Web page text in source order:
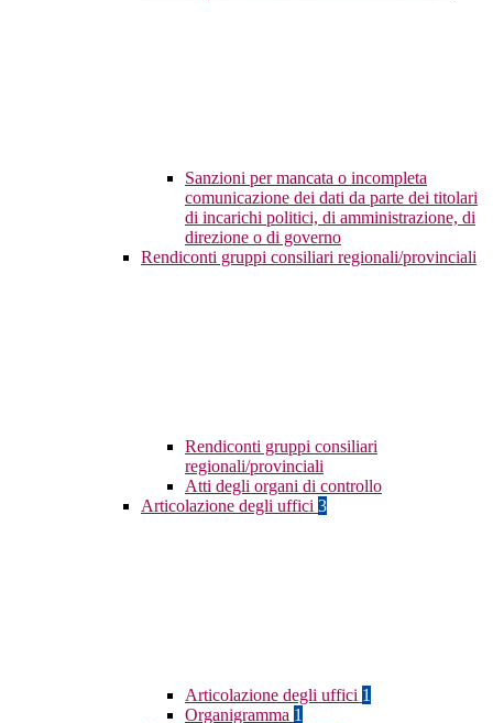
Sanzioni per mancata o incompleta
comunicazione dei dati da parte dei titolari
di incarichi politici, di amministrazione, di
direzione o di governo
Rendiconti gruppi consiliari regionali/provinciali
Rendiconti gruppi consiliari
regionali/provinciali
Atti degli organi di controllo
Articolazione degli uffici 3
Articolazione degli uffici 1
Organigramma 1